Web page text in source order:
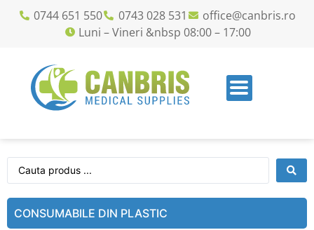
0744 651 550 0743 028 531
office@canbris.ro
Luni – Vineri &nbsp 08:00 – 17:00
CONSUMABILE DIN PLASTIC